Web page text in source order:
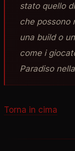
stato quello
che possono
una build o
come i
Paradiso
Torna in cima